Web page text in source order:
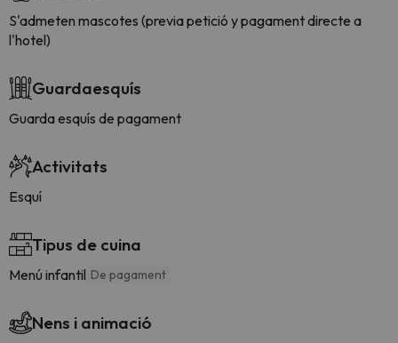
S'admeten mascotes (previa petició y pagament directe a
l'hotel)
Guardaesquís
Guarda esquís de pagament
Activitats
Esquí
Tipus de cuina
Menú infantil De pagament
Nens i animació